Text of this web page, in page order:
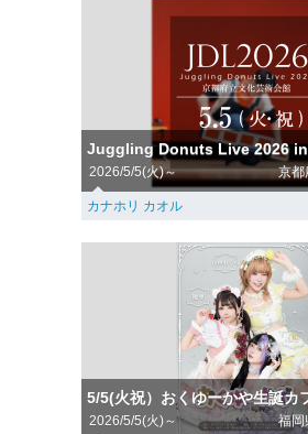
Juggling Donuts Live 2026
2026/5/5(火)～ 京都
カナホリ カオル
5/5(火祝）おくゆーかや生誕カ
2026/5/5(火)～ 福岡